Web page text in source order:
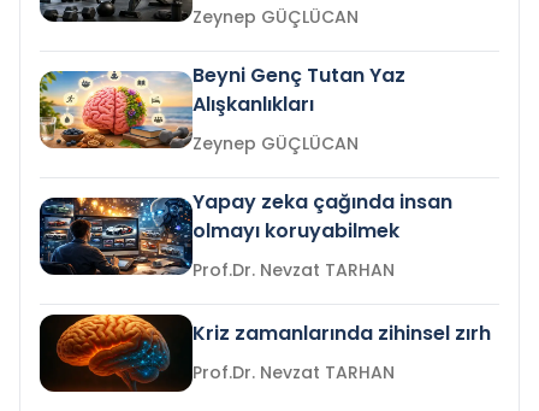
Zeynep GÜÇLÜCAN
Beyni Genç Tutan Yaz
Alışkanlıkları
Zeynep GÜÇLÜCAN
Yapay zeka çağında insan
olmayı koruyabilmek
Prof.Dr. Nevzat TARHAN
Kriz zamanlarında zihinsel zırh
Prof.Dr. Nevzat TARHAN